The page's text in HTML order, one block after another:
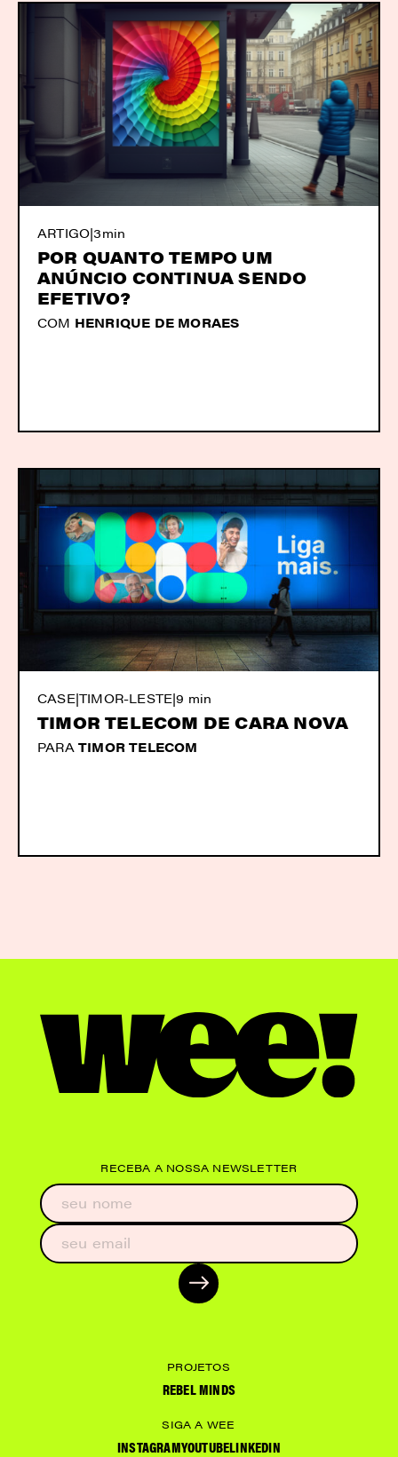
ARTIGO|3min
POR QUANTO TEMPO UM
ANÚNCIO CONTINUA SENDO
EFETIVO?
COM HENRIQUE DE MORAES
CASE|TIMOR-LESTE|9 min
TIMOR TELECOM DE CARA NOVA
PARA TIMOR TELECOM
RECEBA A NOSSA NEWSLETTER
PROJETOS
REBEL MINDS
SIGA A WEE
INSTAGRAMYOUTUBELINKEDIN